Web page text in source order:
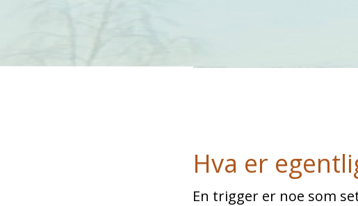
Hva er
En trigger er noe som